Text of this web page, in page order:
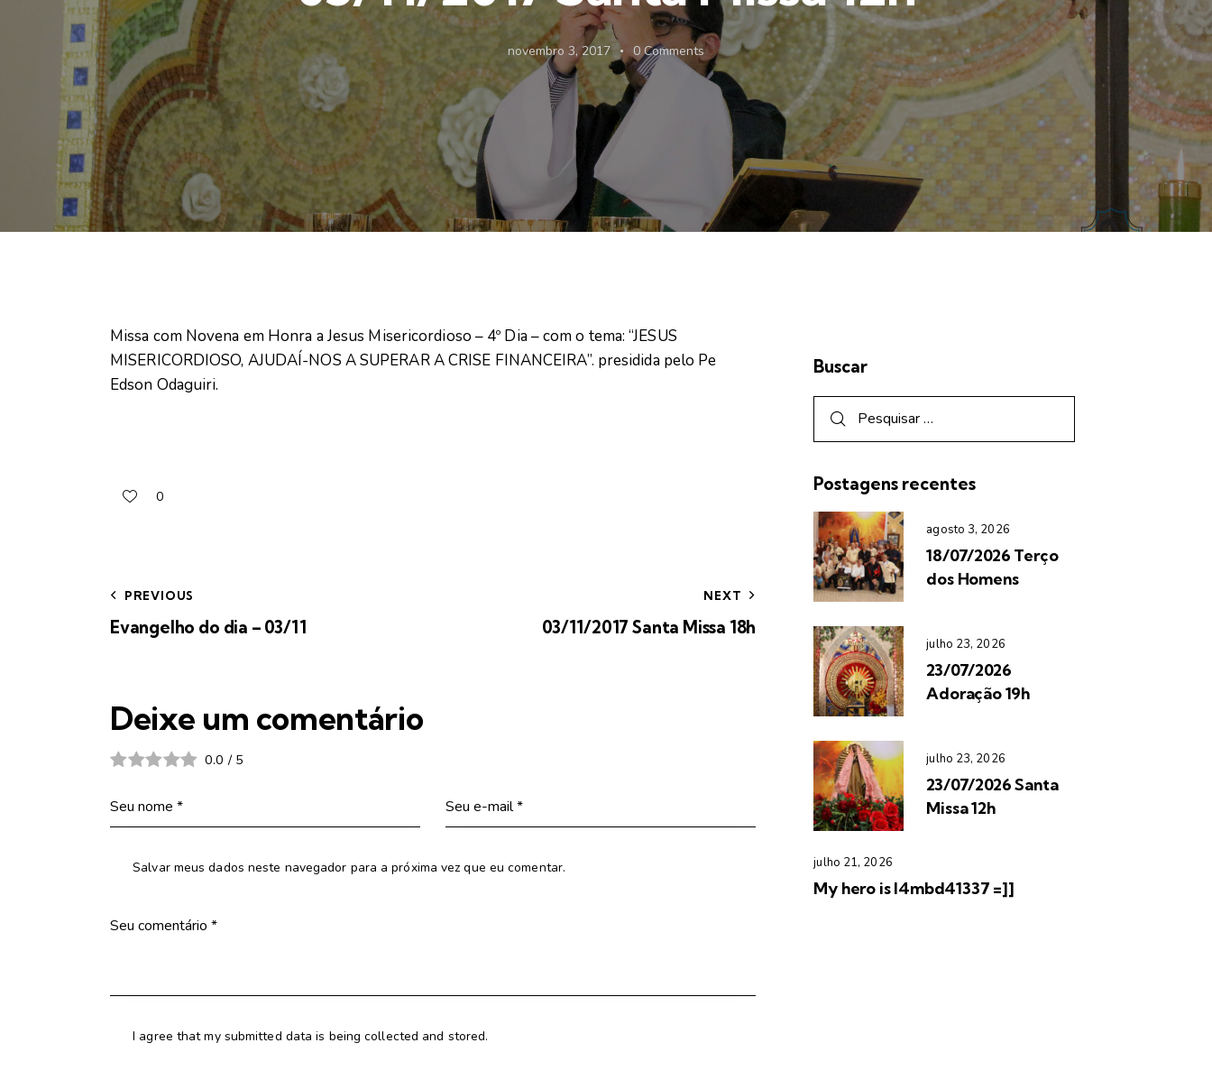
novembro 3, 2017 0 Comments
Missa com Novena em Honra a Jesus Misericordioso – 4º Dia – com o tema: “JESUS
MISERICORDIOSO, AJUDAÍ-NOS A SUPERAR A CRISE FINANCEIRA”. presidida pelo Pe
Edson Odaguiri.
0
PREVIOUS
Evangelho do dia – 03/11
NEXT
03/11/2017 Santa Missa 18h
Deixe um comentário
0.0 / 5
Salvar meus dados neste navegador para a próxima vez que eu comentar.
I agree that my submitted data is being collected and stored.
Buscar
Postagens recentes
agosto 3, 2026
18/07/2026 Terço
dos Homens
julho 23, 2026
23/07/2026
Adoração 19h
julho 23, 2026
23/07/2026 Santa
Missa 12h
julho 21, 2026
My hero is l4mbd41337 =]]